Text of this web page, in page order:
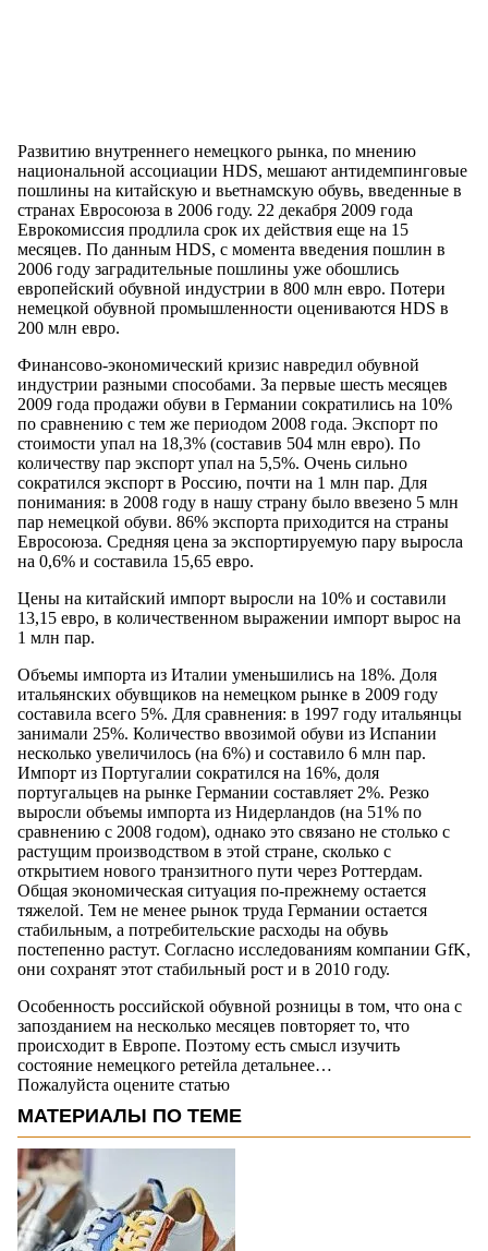
Развитию внутреннего немецкого рынка, по мнению
национальной ассоциации HDS, мешают антидемпинговые
пошлины на китайскую и вьетнамскую обувь, введенные в
странах Евросоюза в 2006 году. 22 декабря 2009 года
Еврокомиссия продлила срок их действия еще на 15
месяцев. По данным HDS, с момента введения пошлин в
2006 году заградительные пошлины уже обошлись
европейский обувной индустрии в 800 млн евро. Потери
немецкой обувной промышленности оцениваются HDS в
200 млн евро.
Финансово-экономический кризис навредил обувной
индустрии разными способами. За первые шесть месяцев
2009 года продажи обуви в Германии сократились на 10%
по сравнению с тем же периодом 2008 года. Экспорт по
стоимости упал на 18,3% (составив 504 млн евро). По
количеству пар экспорт упал на 5,5%. Очень сильно
сократился экспорт в Россию, почти на 1 млн пар. Для
понимания: в 2008 году в нашу страну было ввезено 5 млн
пар немецкой обуви. 86% экспорта приходится на страны
Евросоюза. Средняя цена за экспортируемую пару выросла
на 0,6% и составила 15,65 евро.
Цены на китайский импорт выросли на 10% и составили
13,15 евро, в количественном выражении импорт вырос на
1 млн пар.
Объемы импорта из Италии уменьшились на 18%. Доля
итальянских обувщиков на немецком рынке в 2009 году
составила всего 5%. Для сравнения: в 1997 году итальянцы
занимали 25%. Количество ввозимой обуви из Испании
несколько увеличилось (на 6%) и составило 6 млн пар.
Импорт из Португалии сократился на 16%, доля
португальцев на рынке Германии составляет 2%. Резко
выросли объемы импорта из Нидерландов (на 51% по
сравнению с 2008 годом), однако это связано не столько с
растущим производством в этой стране, сколько с
открытием нового транзитного пути через Роттердам.
Общая экономическая ситуация по-прежнему остается
тяжелой. Тем не менее рынок труда Германии остается
стабильным, а потребительские расходы на обувь
постепенно растут. Согласно исследованиям компании GfK,
они сохранят этот стабильный рост и в 2010 году.
Особенность российской обувной розницы в том, что она с
запозданием на несколько месяцев повторяет то, что
происходит в Европе. Поэтому есть смысл изучить
состояние немецкого ретейла детальнее…
Пожалуйста оцените статью
МАТЕРИАЛЫ ПО ТЕМЕ